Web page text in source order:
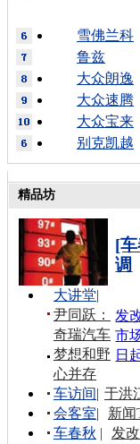
雪佛兰科
鲁兹
大众朗逸
大众速腾
大众宝来
别克凯越
精品坊
[
调
发
市
日
大讲堂|
尹同跃：
奇瑞汽车
梦想和野
心并存
车访间| 于洪
会客室|
新闻
车春秋 |
发